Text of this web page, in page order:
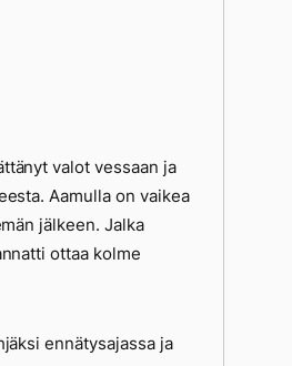
valot vessaan ja
Aamulla on vaikea
jälkeen. Jalka
ottaa kolme
ennätysajassa ja